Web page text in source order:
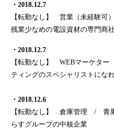
・2018.12.7
【転勤なし】
営業（未経験可
残業少なめの電設資材の専門商
・2018.12.7
【転勤なし】 WEBマーケタ
ティングのスペシャリストにな
・2018.12.6
【転勤なし】 倉庫管理 / 青
らすグループの中核企業